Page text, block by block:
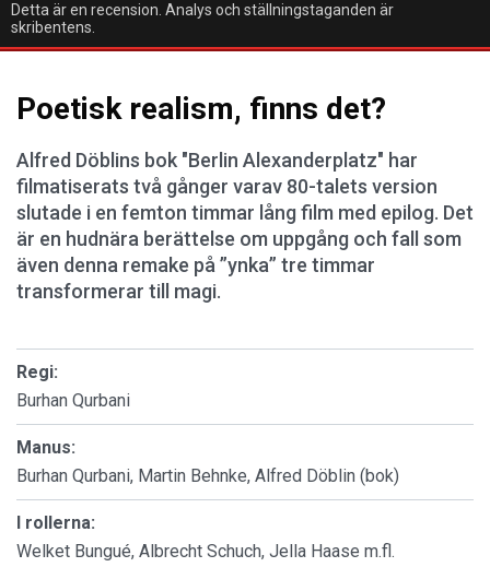
Detta är en recension. Analys och ställningstaganden är
skribentens.
Poetisk realism, finns det?
Alfred Döblins bok "Berlin Alexanderplatz" har
filmatiserats två gånger varav 80-talets version
slutade i en femton timmar lång film med epilog. Det
är en hudnära berättelse om uppgång och fall som
även denna remake på ”ynka” tre timmar
transformerar till magi.
Regi:
Burhan Qurbani
Manus:
Burhan Qurbani, Martin Behnke, Alfred Döblin (bok)
I rollerna:
Welket Bungué, Albrecht Schuch, Jella Haase m.fl.